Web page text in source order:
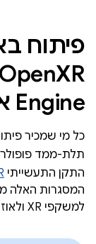
Engine או WebXR
כל מי שמכיר
תלת-ממד
התקן התעשייתי
המסגרות האלה
למשקפי XR ולאוזניות XR עם חוט.